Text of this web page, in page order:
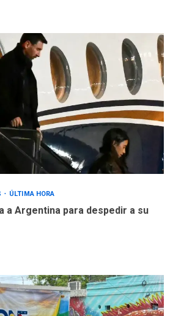
ÚLTIMA HORA
a Argentina para despedir a su